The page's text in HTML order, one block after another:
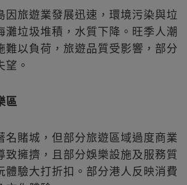
因旅遊業發展迅速，環境污染與垃
灘垃圾堆積，水質下降。旺季人潮
難以負荷，旅遊品質受影響，部分
望。
區
名賭城，但部分旅遊區域過度商業
致擁擠，且部分娛樂設施及服務質
體驗大打折扣。部分港人反映消費